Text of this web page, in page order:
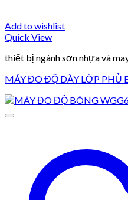
Add to wishlist
Quick View
thiết bị ngành sơn nhựa và
MÁY ĐO ĐỘ DÀY LỚP PHỦ